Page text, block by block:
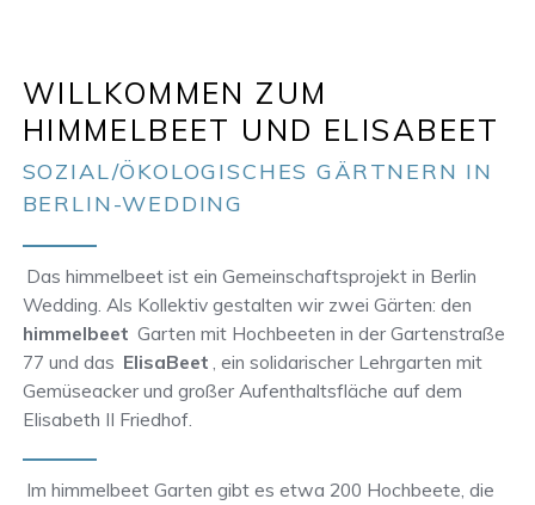
WILLKOMMEN ZUM
HIMMELBEET UND ELISABEET
SOZIAL/ÖKOLOGISCHES GÄRTNERN IN
BERLIN-WEDDING
Das himmelbeet ist ein Gemeinschaftsprojekt in Berlin
Wedding. Als Kollektiv gestalten wir zwei Gärten: den
himmelbeet Garten mit Hochbeeten in der Gartenstraße
77 und das ElisaBeet , ein solidarischer Lehrgarten mit
Gemüseacker und großer Aufenthaltsfläche auf dem
Elisabeth II Friedhof.
Im himmelbeet Garten gibt es etwa 200 Hochbeete, die